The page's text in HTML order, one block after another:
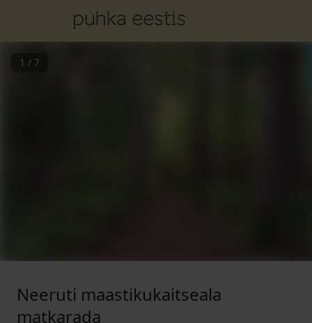
1 / 7
Neeruti maastikukaitseala
matkarada